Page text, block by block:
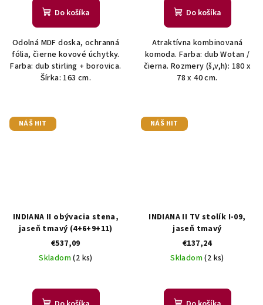
Do košíka
Odolná MDF doska, ochranná
fólia, čierne kovové úchytky.
Farba: dub stirling + borovica.
Šírka: 163 cm.
Do košíka
Atraktívna kombinovaná
komoda. Farba: dub Wotan /
čierna. Rozmery (š,v,h): 180 x
78 x 40 cm.
NÁŠ HIT
INDIANA II obývacia stena,
jaseň tmavý (4+6+9+11)
€537,09
Skladom(2 ks)
NÁŠ HIT
INDIANA II TV stolík I-09,
jaseň tmavý
€137,24
Skladom(2 ks)